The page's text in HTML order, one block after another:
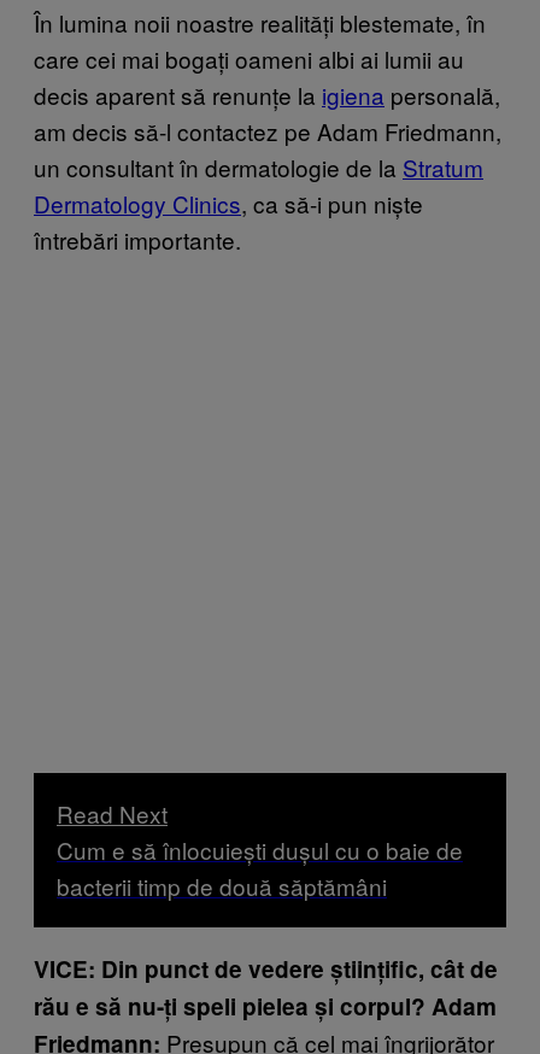
În lumina noii noastre realități blestemate, în
care cei mai bogați oameni albi ai lumii au
decis aparent să renunțe la igiena personală,
am decis să-l contactez pe Adam Friedmann,
un consultant în dermatologie de la Stratum
Dermatology Clinics, ca să-i pun niște
întrebări importante.
Read Next
Cum e să înlocuiești dușul cu o baie de
bacterii timp de două săptămâni
VICE: Din punct de vedere științific, cât de
rău e să nu-ți speli pielea și corpul? Adam
Friedmann: Presupun că cel mai îngrijorător